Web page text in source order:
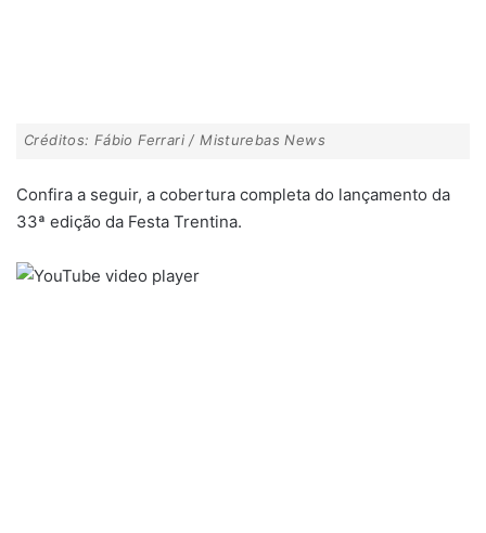
Créditos: Fábio Ferrari / Misturebas News
Confira a seguir, a cobertura completa do lançamento da
33ª edição da Festa Trentina.